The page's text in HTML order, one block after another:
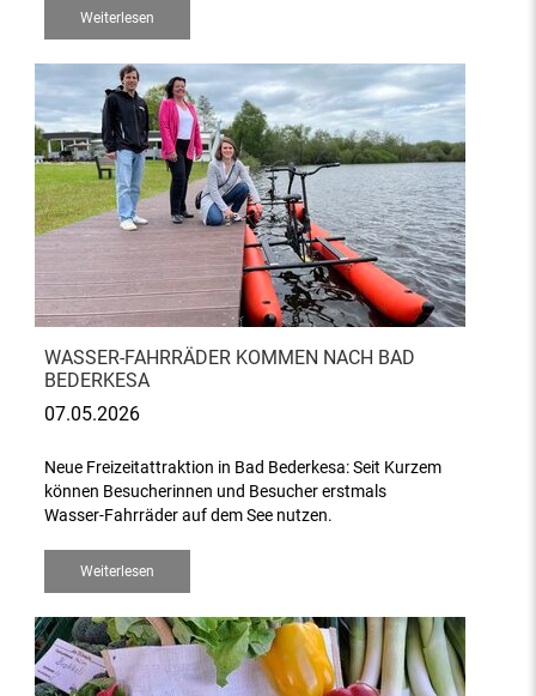
Weiterlesen
WASSER-FAHRRÄDER KOMMEN NACH BAD
BEDERKESA
07.05.2026
Neue Freizeitattraktion in Bad Bederkesa: Seit Kurzem
können Besucherinnen und Besucher erstmals
Wasser-Fahrräder auf dem See nutzen.
Weiterlesen